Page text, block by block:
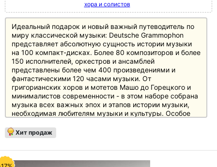
хора и солистов
Идеальный подарок и новый важный путеводитель по
миру классической музыки: Deutsche Grammophon
представляет абсолютную сущность истории музыки
на 100 компакт-дисках. Более 80 композиторов и более
150 исполнителей, оркестров и ансамблей
представлены более чем 400 произведениями и
фантастическими 120 часами музыки. От
григорианских хоров и мотетов Машо до Горецкого и
минималистов современности - в этом наборе собрана
музыка всех важных эпох и этапов истории музыки,
необходимая любителям музыки и культуры. Особое
классиками и романтиками, а также XX веку, который
представлен в боксе не менее чем 20 дисками.
полноцветный буклет с новым эссе британского автора
и музыкального критика Джереми Николаса, а также
Хит продаж